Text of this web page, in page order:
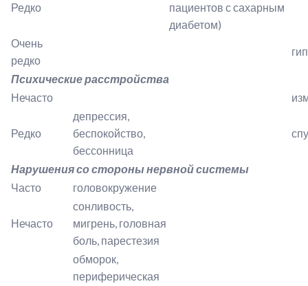
Редко
пациентов с сахарным
диабетом)
Очень
редко
Психические расстройства
Нечасто
Редко
депрессия,
беспокойство,
бессонница
Нарушения со стороны нервной системы
Часто
головокружение
Нечасто
сонливость,
мигрень, головная
боль, парестезия
обморок,
периферическая